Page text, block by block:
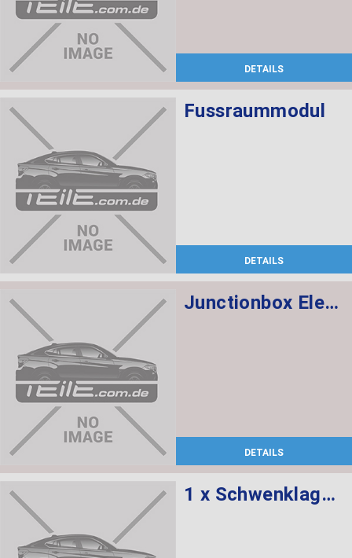
DETAILS
Fussraummodul
DETAILS
Junctionbox Elektronik 3
DETAILS
1 x Schwenklager rechts, 1 x Radnabe mit Lager vorne